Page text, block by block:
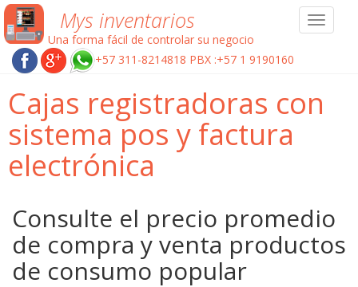
Toggle
Mys inventarios
Una forma fácil de controlar su negocio
+57 311-8214818 PBX :+57 1 9190160
Cajas registradoras con
sistema pos y factura
electrónica
Consulte el precio promedio
de compra y venta productos
de consumo popular